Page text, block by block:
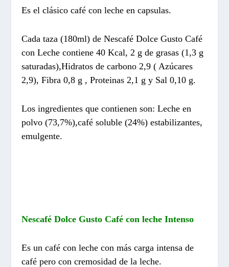
Es el clásico café con leche en capsulas.
Cada taza (180ml) de Nescafé Dolce Gusto Café
con Leche contiene 40 Kcal, 2 g de grasas (1,3 g
saturadas),Hidratos de carbono 2,9 ( Azúcares
2,9), Fibra 0,8 g , Proteinas 2,1 g y Sal 0,10 g.
Los ingredientes que contienen son: Leche en
polvo (73,7%),café soluble (24%) estabilizantes,
emulgente.
Nescafé Dolce Gusto Café con leche Intenso
Es un café con leche con más carga intensa de
café pero con cremosidad de la leche.